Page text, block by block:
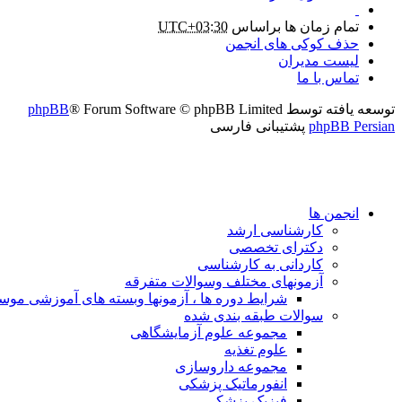
تمام زمان ها براساس UTC+03:30
حذف کوکی های انجمن
لیست مدیران
تماس با ما
توسعه یافته توسط phpBB® Forum Software © phpBB Limited
phpBB Persian پشتیبانی فارسی
انجمن ها
کارشناسی ارشد
دکترای تخصصی
کاردانی به کارشناسی
آزمونهای مختلف وسوالات متفرقه
شرایط دوره ها ، آزمونها وبسته های آموزشی
سوالات طبقه بندی شده
مجموعه علوم آزمایشگاهی
علوم تغذیه
مجموعه داروسازی
انفورماتیک پزشکی